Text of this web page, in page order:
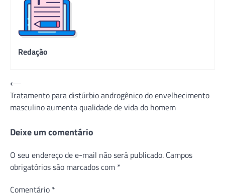
Redação
Navegação
de
Post
⟵
Tratamento para distúrbio androgênico do envelhecimento
masculino aumenta qualidade de vida do homem
Deixe um comentário
O seu endereço de e-mail não será publicado. Campos
obrigatórios são marcados com *
Comentário *